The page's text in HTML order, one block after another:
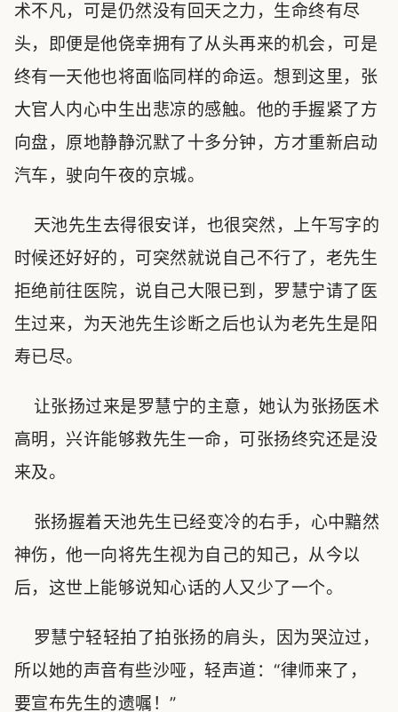
术不凡，可是仍然没有回天之力，生命终有尽
头，即便是他侥幸拥有了从头再来的机会，可是
终有一天他也将面临同样的命运。想到这里，张
大官人内心中生出悲凉的感触。他的手握紧了方
向盘，原地静静沉默了十多分钟，方才重新启动
汽车，驶向午夜的京城。
天池先生去得很安详，也很突然，上午写字的
时候还好好的，可突然就说自己不行了，老先生
拒绝前往医院，说自己大限已到，罗慧宁请了医
生过来，为天池先生诊断之后也认为老先生是阳
寿已尽。
让张扬过来是罗慧宁的主意，她认为张扬医术
高明，兴许能够救先生一命，可张扬终究还是没
来及。
张扬握着天池先生已经变冷的右手，心中黯然
神伤，他一向将先生视为自己的知己，从今以
后，这世上能够说知心话的人又少了一个。
罗慧宁轻轻拍了拍张扬的肩头，因为哭泣过，
所以她的声音有些沙哑，轻声道：“律师来了，
要宣布先生的遗嘱！”